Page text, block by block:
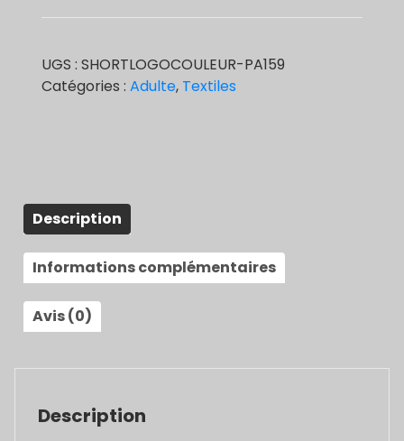
adulte
logo
UGS : SHORTLOGOCOULEUR-PA159
Catégories : Adulte, Textiles
Description
Informations complémentaires
Avis (0)
Description